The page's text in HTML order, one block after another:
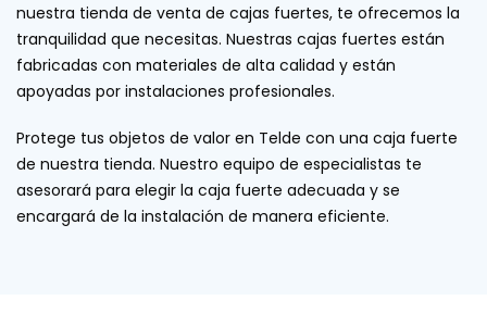
nuestra tienda de venta de cajas fuertes, te ofrecemos la
tranquilidad que necesitas. Nuestras cajas fuertes están
fabricadas con materiales de alta calidad y están
apoyadas por instalaciones profesionales.
Protege tus objetos de valor en Telde con una caja fuerte
de nuestra tienda. Nuestro equipo de especialistas te
asesorará para elegir la caja fuerte adecuada y se
encargará de la instalación de manera eficiente.